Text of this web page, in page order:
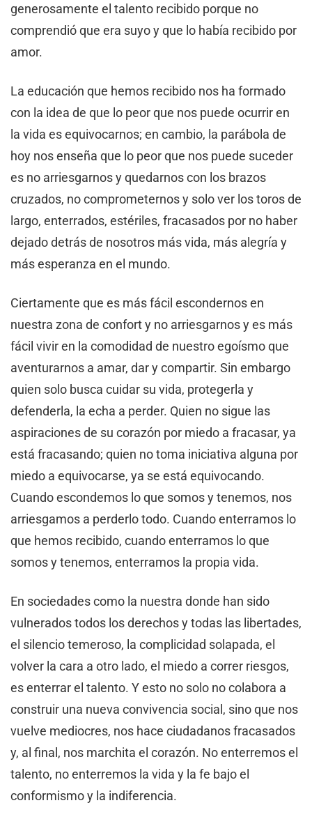
generosamente el talento recibido porque no
comprendió que era suyo y que lo había recibido por
amor.
La educación que hemos recibido nos ha formado
con la idea de que lo peor que nos puede ocurrir en
la vida es equivocarnos; en cambio, la parábola de
hoy nos enseña que lo peor que nos puede suceder
es no arriesgarnos y quedarnos con los brazos
cruzados, no comprometernos y solo ver los toros de
largo, enterrados, estériles, fracasados por no haber
dejado detrás de nosotros más vida, más alegría y
más esperanza en el mundo.
Ciertamente que es más fácil escondernos en
nuestra zona de confort y no arriesgarnos y es más
fácil vivir en la comodidad de nuestro egoísmo que
aventurarnos a amar, dar y compartir. Sin embargo
quien solo busca cuidar su vida, protegerla y
defenderla, la echa a perder. Quien no sigue las
aspiraciones de su corazón por miedo a fracasar, ya
está fracasando; quien no toma iniciativa alguna por
miedo a equivocarse, ya se está equivocando.
Cuando escondemos lo que somos y tenemos, nos
arriesgamos a perderlo todo. Cuando enterramos lo
que hemos recibido, cuando enterramos lo que
somos y tenemos, enterramos la propia vida.
En sociedades como la nuestra donde han sido
vulnerados todos los derechos y todas las libertades,
el silencio temeroso, la complicidad solapada, el
volver la cara a otro lado, el miedo a correr riesgos,
es enterrar el talento. Y esto no solo no colabora a
construir una nueva convivencia social, sino que nos
vuelve mediocres, nos hace ciudadanos fracasados
y, al final, nos marchita el corazón. No enterremos el
talento, no enterremos la vida y la fe bajo el
conformismo y la indiferencia.